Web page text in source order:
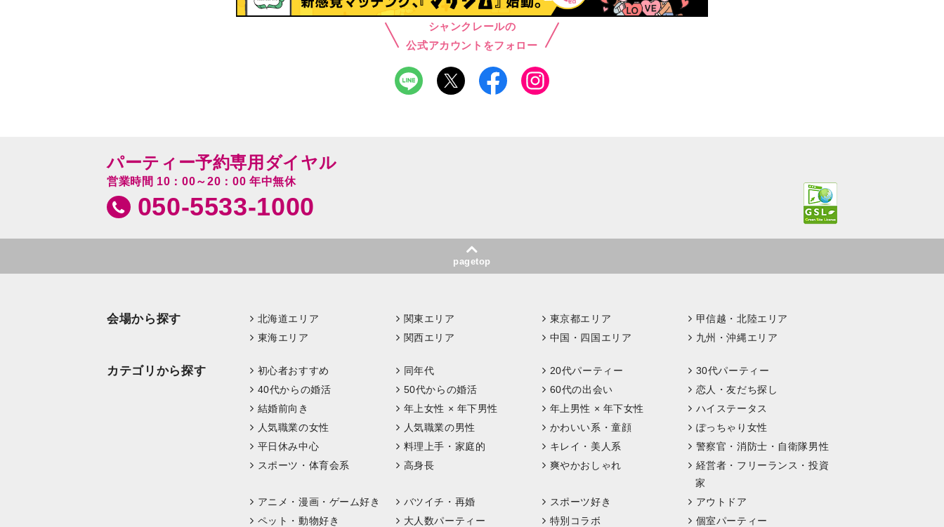
シャンクレールの
公式アカウントをフォロー
パーティー予約専用ダイヤル
営業時間 10：00～20：00 年中無休
050-5533-1000
pagetop
会場から探す 北海道エリア 関東エリア 東京都エリア
甲信越・北陸エリア
東海エリア
関西エリア 中国・四国エリア 九州・沖縄エリア
カテゴリから探す 初心者おすすめ 同年代 20代パーティー
30代パーティー
40代からの婚活
50代からの婚活 60代の出会い
恋人・友だち探し
結婚前向き
年上女性 × 年下男性 年上男性 × 年下女性
ハイステータス
人気職業の女性
人気職業の男性 かわいい系・童顔
ぽっちゃり女性
平日休み中心
料理上手・家庭的 キレイ・美人系
警察官・消防士・自衛隊男性
スポーツ・体育会系
高身長 爽やかおしゃれ
経営者・フリーランス・投資
家
アニメ・漫画・ゲーム好き
バツイチ・再婚 スポーツ好き
アウトドア
ペット・動物好き
大人数パーティー 特別コラボ 個室パーティー